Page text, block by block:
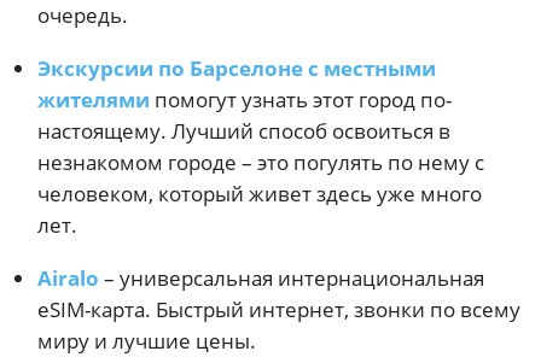
очередь.
Экскурсии по Барселоне с местными
жителями помогут узнать этот город по-
настоящему. Лучший способ освоиться в
незнакомом городе – это погулять по нему с
человеком, который живет здесь уже много
лет.
Airalo – универсальная интернациональная
eSIM-карта. Быстрый интернет, звонки по всему
миру и лучшие цены.